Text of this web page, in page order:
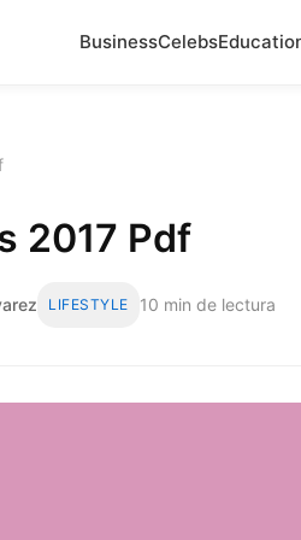
BusinessCelebs
2017 Pdf
LIFESTYLE 10 min de lectura